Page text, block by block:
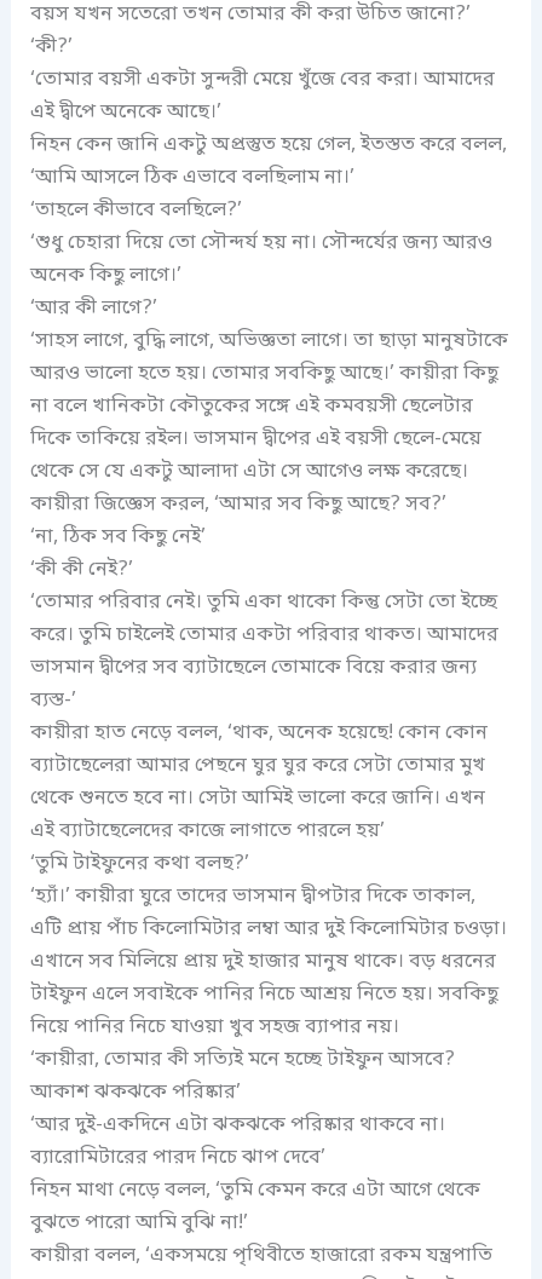
বয়স যখন সতেরো তখন তোমার কী করা উচিত জানো?’
‘কী?’
‘তোমার বয়সী একটা সুন্দরী মেয়ে খুঁজে বের করা। আমাদের
এই দ্বীপে অনেকে আছে।’
নিহন কেন জানি একটু অপ্রস্তুত হয়ে গেল, ইতস্তত করে বলল,
‘আমি আসলে ঠিক এভাবে বলছিলাম না।’
‘তাহলে কীভাবে বলছিলে?’
‘শুধু চেহারা দিয়ে তো সৌন্দর্য হয় না। সৌন্দর্যের জন্য আরও
অনেক কিছু লাগে।’
‘আর কী লাগে?’
‘সাহস লাগে, বুদ্ধি লাগে, অভিজ্ঞতা লাগে। তা ছাড়া মানুষটাকে
আরও ভালো হতে হয়। তোমার সবকিছু আছে।’ কায়ীরা কিছু
না বলে খানিকটা কৌতুকের সঙ্গে এই কমবয়সী ছেলেটার
দিকে তাকিয়ে রইল। ভাসমান দ্বীপের এই বয়সী ছেলে-মেয়ে
থেকে সে যে একটু আলাদা এটা সে আগেও লক্ষ করেছে।
কায়ীরা জিজ্ঞেস করল, ‘আমার সব কিছু আছে? সব?’
‘না, ঠিক সব কিছু নেই’
‘কী কী নেই?’
‘তোমার পরিবার নেই। তুমি একা থাকো কিন্তু সেটা তো ইচ্ছে
করে। তুমি চাইলেই তোমার একটা পরিবার থাকত। আমাদের
ভাসমান দ্বীপের সব ব্যাটাছেলে তোমাকে বিয়ে করার জন্য
ব্যস্ত-’
কায়ীরা হাত নেড়ে বলল, ‘থাক, অনেক হয়েছে! কোন কোন
ব্যাটাছেলেরা আমার পেছনে ঘুর ঘুর করে সেটা তোমার মুখ
থেকে শুনতে হবে না। সেটা আমিই ভালো করে জানি। এখন
এই ব্যাটাছেলেদের কাজে লাগাতে পারলে হয়’
‘তুমি টাইফুনের কথা বলছ?’
‘হ্যাঁ।’ কায়ীরা ঘুরে তাদের ভাসমান দ্বীপটার দিকে তাকাল,
এটি প্রায় পাঁচ কিলোমিটার লম্বা আর দুই কিলোমিটার চওড়া।
এখানে সব মিলিয়ে প্রায় দুই হাজার মানুষ থাকে। বড় ধরনের
টাইফুন এলে সবাইকে পানির নিচে আশ্রয় নিতে হয়। সবকিছু
নিয়ে পানির নিচে যাওয়া খুব সহজ ব্যাপার নয়।
‘কায়ীরা, তোমার কী সত্যিই মনে হচ্ছে টাইফুন আসবে?
আকাশ ঝকঝকে পরিষ্কার’
‘আর দুই-একদিনে এটা ঝকঝকে পরিষ্কার থাকবে না।
ব্যারোমিটারের পারদ নিচে ঝাপ দেবে’
নিহন মাথা নেড়ে বলল, ‘তুমি কেমন করে এটা আগে থেকে
বুঝতে পারো আমি বুঝি না!’
কায়ীরা বলল, ‘একসময়ে পৃথিবীতে হাজারো রকম যন্ত্রপাতি